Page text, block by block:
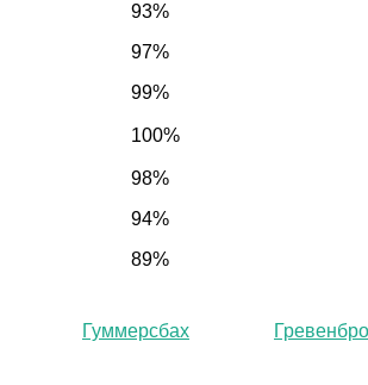
93%
97%
99%
100%
98%
94%
89%
Гуммерсбах